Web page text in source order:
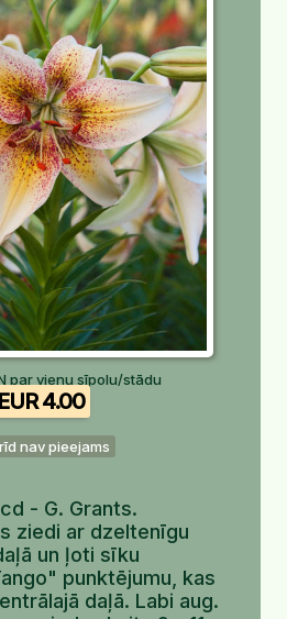
par vienu sīpolu/stādu
EUR 4.00
nav pieejams
- G. Grants.
ziedi ar dzeltenīgu
un ļoti sīku
punktējumu, kas
daļā. Labi aug.